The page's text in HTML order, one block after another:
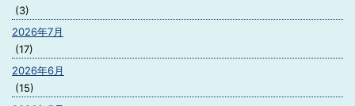
(3)
2026年7月
(17)
2026年6月
(15)